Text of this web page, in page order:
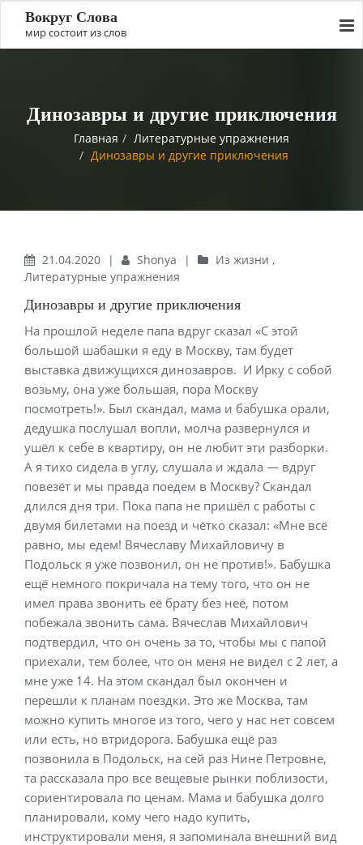
Вокруг Слова
мир состоит из слов
Динозавры и другие приключения
Главная
Литературные упражнения
Динозавры и другие приключения
21.04.2020 | Shonya | Из жизни ,
Литературные упражнения
Динозавры и другие приключения
На прошлой неделе папа вдруг сказал «С этой
большой шабашки я еду в Москву, там будет
выставка движущихся динозавров. И Ирку с собой
возьму, она уже большая, пора Москву
посмотреть!». Был скандал, мама и бабушка орали,
дедушка послушал вопли, молча развернулся и
ушёл к себе в квартиру, он не любит эти разборки.
А я тихо сидела в углу, слушала и ждала — вдруг
повезёт и мы правда поедем в Москву? Скандал
длился дня три. Пока папа не пришёл с работы с
двумя билетами на поезд и чётко сказал: «Мне всё
равно, мы едем! Вячеславу Михайловичу в
Подольск я уже позвонил, он не против!». Бабушка
ещё немного покричала на тему того, что он не
имел права звонить её брату без неё, потом
побежала звонить сама. Вячеслав Михайлович
подтвердил, что он очень за то, чтобы мы с папой
приехали, тем более, что он меня не видел с 2 лет, а
мне уже 14. На этом скандал был окончен и
перешли к планам поездки. Это же Москва, там
можно купить многое из того, чего у нас нет совсем
или есть, но втридорога. Бабушка ещё раз
позвонила в Подольск, на сей раз Нине Петровне,
та рассказала про все вещевые рынки поблизости,
сориентировала по ценам. Мама и бабушка долго
планировали, кому чего надо купить,
инструктировали меня, я запоминала внешний вид